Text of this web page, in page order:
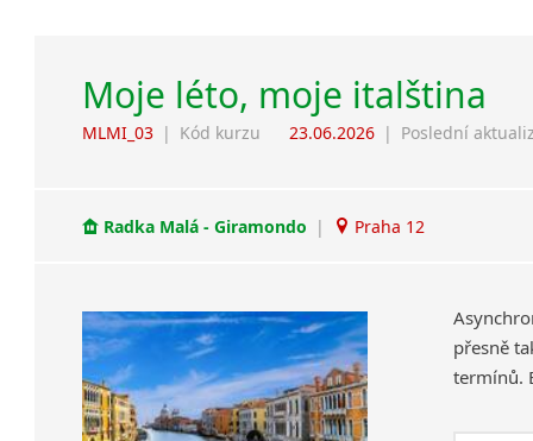
Moje léto, moje italština
MLMI_03 | Kód kurzu 23.06.2026 | Poslední
Radka Malá - Giramondo | Praha 12
přesně